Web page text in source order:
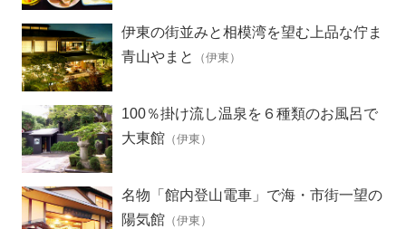
伊東の街並みと相模湾を望む上品な佇ま
いの宿
青山やまと （伊東）
100％掛け流し温泉を６種類のお風呂で
満喫
大東館 （伊東）
名物「館内登山電車」で海・市街一望の
露天風呂へ
陽気館 （伊東）